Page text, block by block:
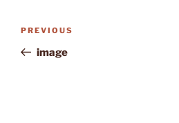
Post
Previous
Post
PREVIOUS
image